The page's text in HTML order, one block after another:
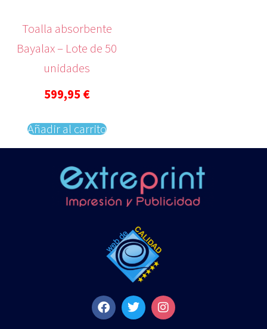
Toalla absorbente
Bayalax – Lote de 50
unidades
599,95 €
Añadir al carrito